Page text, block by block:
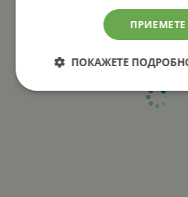
ПОКАЖЕТЕ